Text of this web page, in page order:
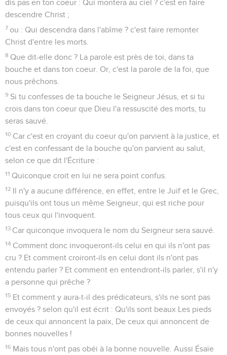
dis pas en ton coeur : Qui montera au ciel ? c'est en faire
descendre Christ ;
7 ou : Qui descendra dans l'abîme ? c'est faire remonter
Christ d'entre les morts.
8 Que dit-elle donc ? La parole est près de toi, dans ta
bouche et dans ton coeur. Or, c'est la parole de la foi, que
nous prêchons.
9 Si tu confesses de ta bouche le Seigneur Jésus, et si tu
crois dans ton coeur que Dieu l'a ressuscité des morts, tu
seras sauvé.
10 Car c'est en croyant du coeur qu'on parvient à la justice, et
c'est en confessant de la bouche qu'on parvient au salut,
selon ce que dit l'Écriture :
11 Quiconque croit en lui ne sera point confus.
12 Il n'y a aucune différence, en effet, entre le Juif et le Grec,
puisqu'ils ont tous un même Seigneur, qui est riche pour
tous ceux qui l'invoquent.
13 Car quiconque invoquera le nom du Seigneur sera sauvé.
14 Comment donc invoqueront-ils celui en qui ils n'ont pas
cru ? Et comment croiront-ils en celui dont ils n'ont pas
entendu parler ? Et comment en entendront-ils parler, s'il n'y
a personne qui prêche ?
15 Et comment y aura-t-il des prédicateurs, s'ils ne sont pas
envoyés ? selon qu'il est écrit : Qu'ils sont beaux Les pieds
de ceux qui annoncent la paix, De ceux qui annoncent de
bonnes nouvelles !
16 Mais tous n'ont pas obéi à la bonne nouvelle. Aussi Ésaïe